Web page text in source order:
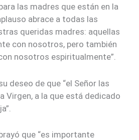
las madres que están en la
abrace a todas las
queridas madres: aquellas
con nosotros, pero también
nosotros espiritualmente”.
deseo de que “el Señor las
Virgen, a la que está dedicado
que “es importante